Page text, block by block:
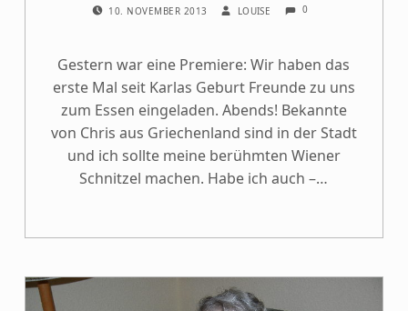
10. NOVEMBER 2013 LOUISE 0
Gestern war eine Premiere: Wir haben das
erste Mal seit Karlas Geburt Freunde zu uns
zum Essen eingeladen. Abends! Bekannte
von Chris aus Griechenland sind in der Stadt
und ich sollte meine berühmten Wiener
Schnitzel machen. Habe ich auch –…